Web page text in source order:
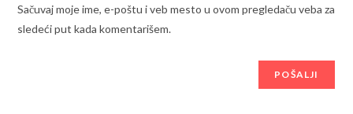
Sačuvaj moje ime, e-poštu i veb mesto u ovom pregledaču veba za
sledeći put kada komentarišem.